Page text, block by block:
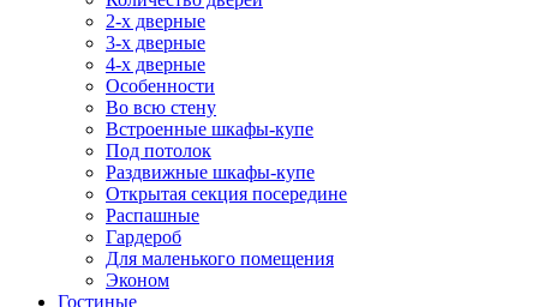
2-х дверные
3-х дверные
4-х дверные
Особенности
Во всю стену
Встроенные шкафы-купе
Под потолок
Раздвижные шкафы-купе
Открытая секция посередине
Распашные
Гардероб
Для маленького помещения
Эконом
Гостиные